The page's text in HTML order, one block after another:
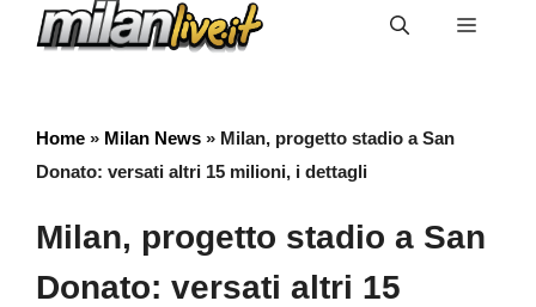
Menu
Home » Milan News » Milan, progetto stadio a San
Donato: versati altri 15 milioni, i dettagli
Milan, progetto stadio a San
Donato: versati altri 15